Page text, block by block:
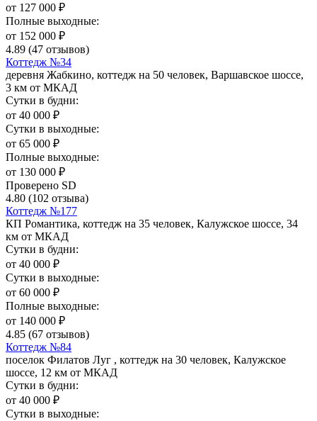
от 127 000 ₽
Полные выходные:
от 152 000 ₽
4.89 (47 отзывов)
Коттедж №34
деревня Жабкино, коттедж на 50 человек, Варшавское шоссе,
3 км от МКАД
Сутки в будни:
от 40 000 ₽
Сутки в выходные:
от 65 000 ₽
Полные выходные:
от 130 000 ₽
Проверено SD
4.80 (102 отзыва)
Коттедж №177
КП Романтика, коттедж на 35 человек, Калужское шоссе, 34
км от МКАД
Сутки в будни:
от 40 000 ₽
Сутки в выходные:
от 60 000 ₽
Полные выходные:
от 140 000 ₽
4.85 (67 отзывов)
Коттедж №84
поселок Филатов Луг , коттедж на 30 человек, Калужское
шоссе, 12 км от МКАД
Сутки в будни:
от 40 000 ₽
Сутки в выходные: